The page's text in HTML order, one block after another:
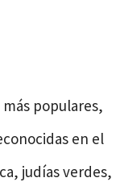
más populares,
en el
judías verdes,